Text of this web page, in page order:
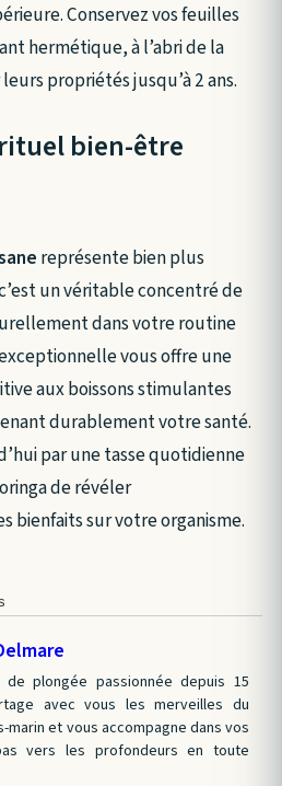
Conservez vos feuilles
hermétique, à l’abri de la
propriétés jusqu’à 2 ans.
bien-être
représente bien plus
un véritable concentré de
dans votre routine
vous offre une
aux boissons stimulantes
durablement votre santé.
par une tasse quotidienne
de révéler
bienfaits sur votre organisme.
de plongée passionnée depuis 15
avec vous les merveilles du
marin et vous accompagne dans vos
vers les profondeurs en toute